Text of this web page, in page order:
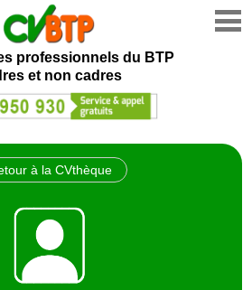
professionnels du BTP
et non cadres
à la CVthèque